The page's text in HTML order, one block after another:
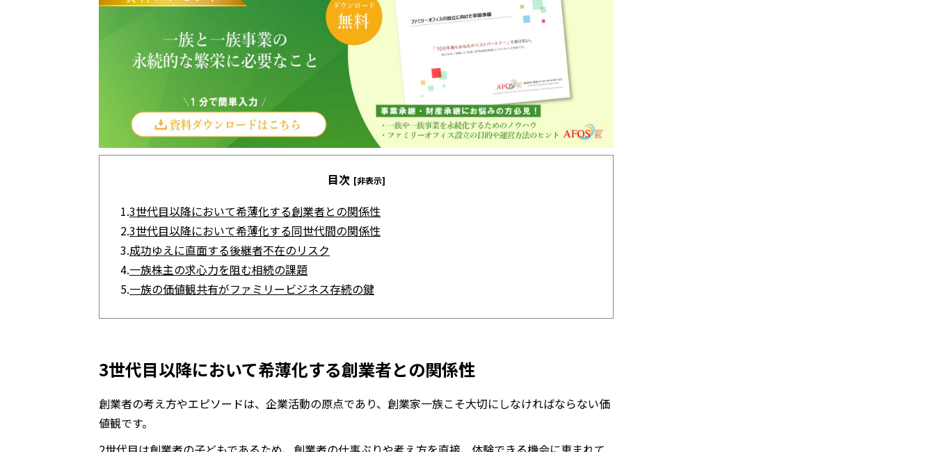
目次 [非表示]
1.3世代目以降において希薄化する創業者との関係性
2.3世代目以降において希薄化する同世代間の関係性
3.成功ゆえに直面する後継者不在のリスク
4.一族株主の求心力を阻む相続の課題
5.一族の価値観共有がファミリービジネス存続の鍵
3世代目以降において希薄化する創業者との関係性
創業者の考え方やエピソードは、企業活動の原点であり、創業家一族こそ大切にしなければならない価
値観です。